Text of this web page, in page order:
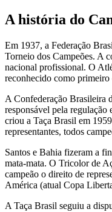
A história do
Em 1937, a Federação
Torneio dos Campeões. A
nacional profissional. O
reconhecido como primeiro
A Confederação Brasileira
responsável pela regulação
criou a Taça Brasil em
representantes, todos
Santos e Bahia fizeram a
mata-mata. O Tricolor de
campeão o direito de
América (atual Copa
A Taça Brasil seguiu a